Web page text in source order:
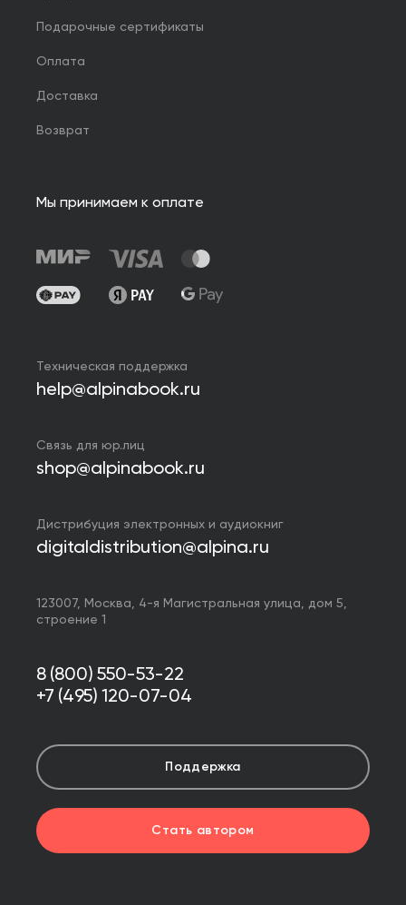
Подарочные сертификаты
Оплата
Доставка
Возврат
Мы принимаем к оплате
Техническая поддержка
help@alpinabook.ru
Связь для юр.лиц
shop@alpinabook.ru
Дистрибуция электронных и аудиокниг
digitaldistribution@alpina.ru
123007, Москва, 4-я Магистральная улица, дом 5,
строение 1
8 (800) 550-53-22
+7 (495) 120-07-04
Поддержка
Стать автором